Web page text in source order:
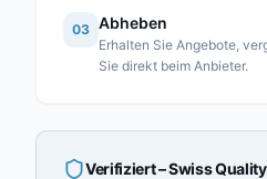
Simplon Air GmbH
Swiss Helicopter AG
03 Abheben
Erhalten Sie Angebote,
Sie direkt beim Anbieter.
Verifiziert– Swiss Quality